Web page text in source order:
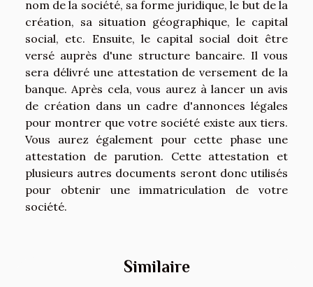
nom de la société, sa forme juridique, le but de la
création, sa situation géographique, le capital
social, etc. Ensuite, le capital social doit être
versé auprès d'une structure bancaire. Il vous
sera délivré une attestation de versement de la
banque. Après cela, vous aurez à lancer un avis
de création dans un cadre d'annonces légales
pour montrer que votre société existe aux tiers.
Vous aurez également pour cette phase une
attestation de parution. Cette attestation et
plusieurs autres documents seront donc utilisés
pour obtenir une immatriculation de votre
société.
Similaire